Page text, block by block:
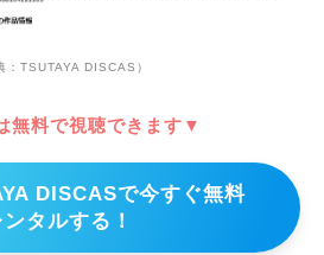
：TSUTAYA DISCAS）
無料で視聴できます▼
DISCASで今すぐ無料
ンタルする！